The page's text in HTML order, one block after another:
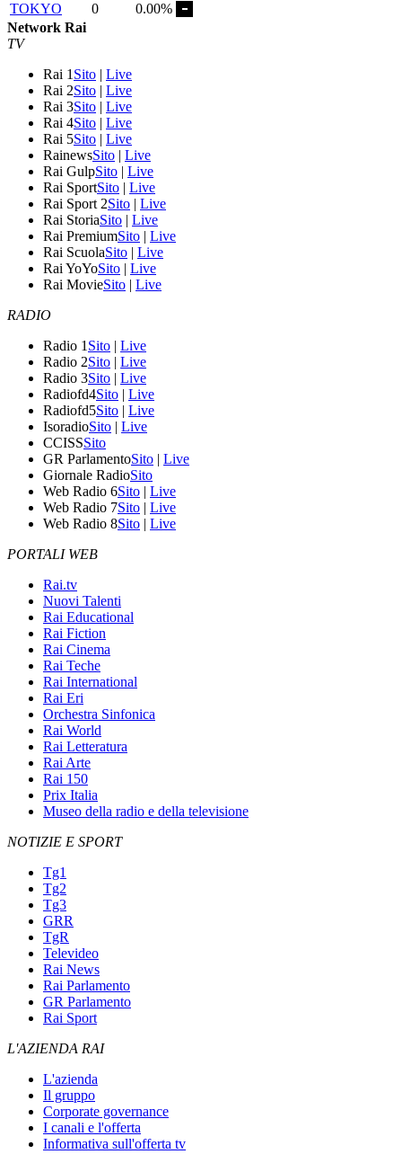
TOKYO
0
0.00%
Network Rai
TV
Rai 1 Sito | Live
Rai 2Sito | Live
Rai 3Sito | Live
Rai 4Sito | Live
Rai 5Sito | Live
RainewsSito | Live
Rai GulpSito | Live
Rai SportSito | Live
Rai Sport 2Sito | Live
Rai StoriaSito | Live
Rai PremiumSito | Live
Rai ScuolaSito | Live
Rai YoYoSito | Live
Rai MovieSito | Live
RADIO
Radio 1 Sito | Live
Radio 2Sito | Live
Radio 3Sito | Live
Radiofd4Sito | Live
Radiofd5Sito | Live
IsoradioSito | Live
CCISSSito
GR ParlamentoSito | Live
Giornale RadioSito
Web Radio 6Sito | Live
Web Radio 7Sito | Live
Web Radio 8Sito | Live
PORTALI WEB
Rai.tv
Nuovi Talenti
Rai Educational
Rai Fiction
Rai Cinema
Rai Teche
Rai International
Rai Eri
Orchestra Sinfonica
Rai World
Rai Letteratura
Rai Arte
Rai 150
Prix Italia
Museo della radio e della televisione
NOTIZIE E SPORT
Tg1
Tg2
Tg3
GRR
TgR
Televideo
Rai News
Rai Parlamento
GR Parlamento
Rai Sport
L'AZIENDA RAI
L'azienda
Il gruppo
Corporate governance
I canali e l'offerta
Informativa sull'offerta tv